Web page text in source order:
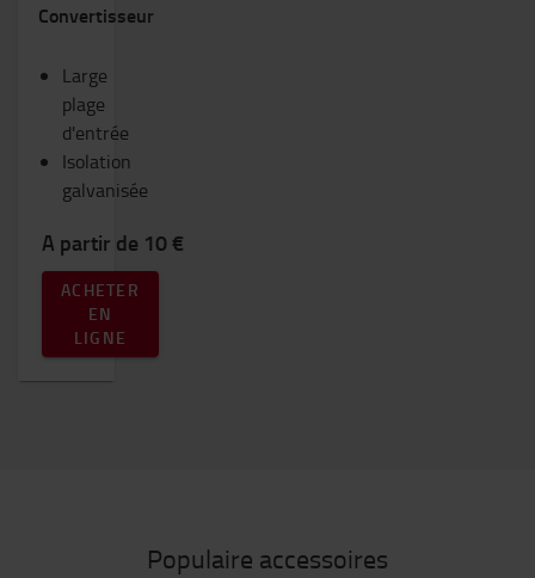
Convertisseur
Large
plage
d'entrée
Isolation
galvanisée
A partir de 10 €
ACHETER
EN
LIGNE
Populaire accessoires